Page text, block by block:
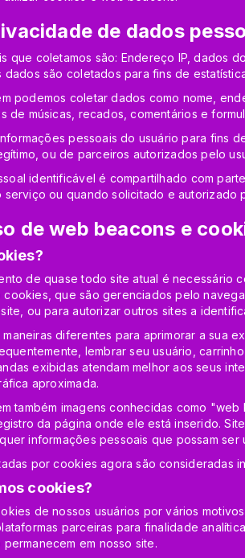
de dados
que coletamos são: Endereço IP, dados
dados são coletados para fins de
podemos coletar dados como nome,
de músicas, recados, comentários e
pessoais do usuário para fins
ou de parceiros autorizados pelo
identificável é compartilhado com
serviço ou quando solicitado e autorizado
de web beacons e
de quase todo site atual é necessário
que são gerenciados pelo
ou para autorizar outros sites a
diferentes para aprimorar a sua
lembrar seu usuário,
exibidas atendam melhor aos seus
aproximada.
também imagens conhecidas como
da página onde ele está inserido.
informações pessoais que possam
por cookies agora são consideradas
cookies?
de nossos usuários por vários
parceiras para finalidade
em nosso site.